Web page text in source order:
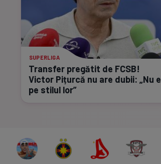
SUPERLIGA
Transfer pregătit de FCSB!
Victor Pițurcă nu are dubii: „Nu e
pe stilul lor”